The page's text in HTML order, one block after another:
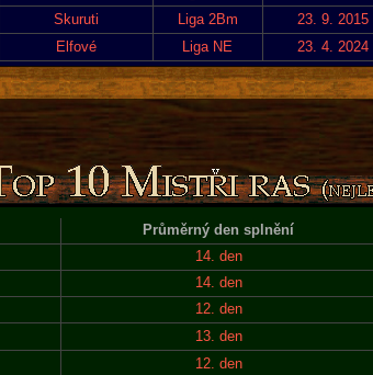
Skuruti Liga 2Bm 23. 9. 2015
Elfové Liga NE 23. 4. 2024
Průměrný den splnění
14. den
14. den
12. den
13. den
12. den